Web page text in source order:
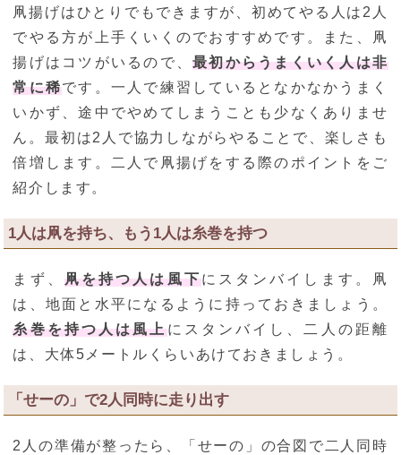
凧揚げはひとりでもできますが、初めてやる人は2人
でやる方が上手くいくのでおすすめです。また、凧
揚げはコツがいるので、最初からうまくいく人は非
常に稀です。一人で練習しているとなかなかうまく
いかず、途中でやめてしまうことも少なくありませ
ん。最初は2人で協力しながらやることで、楽しさも
倍増します。二人で凧揚げをする際のポイントをご
紹介します。
1人は凧を持ち、もう1人は糸巻を持つ
まず、 凧を持つ人は風下にスタンバイします。凧
は、地面と水平になるように持っておきましょう。
糸巻を持つ人は風上にスタンバイし、二人の距離
は、大体5メートルくらいあけておきましょう。
「せーの」で2人同時に走り出す
2人の準備が整ったら、「せーの」の合図で二人同時